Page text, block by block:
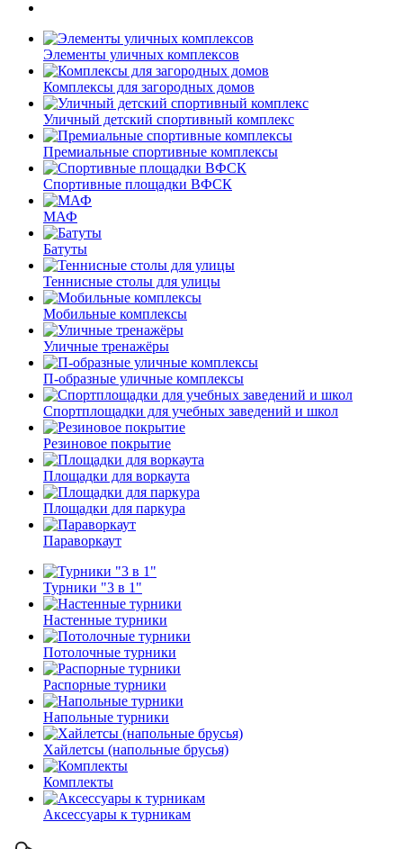
Элементы уличных комплексов
Комплексы для загородных домов
Уличный детский спортивный комплекс
Премиальные спортивные комплексы
Спортивные площадки ВФСК
МАФ
Батуты
Теннисные столы для улицы
Мобильные комплексы
Уличные тренажёры
П-образные уличные комплексы
Спортплощадки для учебных заведений и школ
Резиновое покрытие
Площадки для воркаута
Площадки для паркура
Параворкаут
Турники "3 в 1"
Настенные турники
Потолочные турники
Распорные турники
Напольные турники
Хайлетсы (напольные брусья)
Комплекты
Аксессуары к турникам